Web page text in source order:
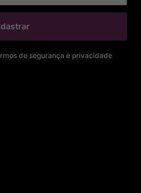
de segurança e privacidade